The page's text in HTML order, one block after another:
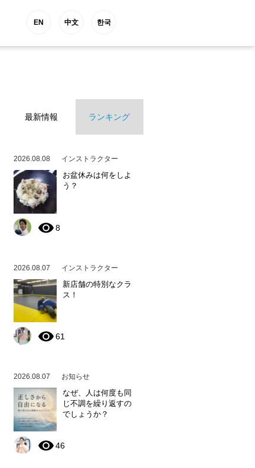
EN 中文 한국
最新情報 ランキング
2026.08.08 インストラクター
お盆休みは何をしよ
う？
8
2026.08.07 インストラクター
新店舗の特別なクラ
ス！
61
2026.08.07 お知らせ
なぜ、人は何度も同
じ不調を繰り返すの
でしょうか？
46